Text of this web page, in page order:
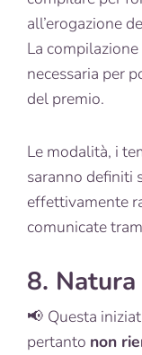
all’erogazione
La
necessaria per
del premio.
Le modalità, i
saranno definiti
effettivamente
comunicate
8.
📢 Questa
pertanto non